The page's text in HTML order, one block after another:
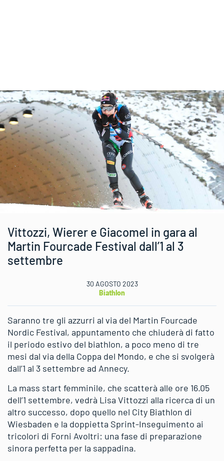
Vittozzi, Wierer e Giacomel in gara al
Martin Fourcade Festival dall’1 al 3
settembre
30 AGOSTO 2023
Biathlon
Saranno tre gli azzurri al via del Martin Fourcade
Nordic Festival, appuntamento che chiuderà di fatto
il periodo estivo del biathlon, a poco meno di tre
mesi dal via della Coppa del Mondo, e che si svolgerà
dall’1 al 3 settembre ad Annecy.
La mass start femminile, che scatterà alle ore 16.05
dell’1 settembre, vedrà Lisa Vittozzi alla ricerca di un
altro successo, dopo quello nel City Biathlon di
Wiesbaden e la doppietta Sprint-Inseguimento ai
tricolori di Forni Avoltri: una fase di preparazione
sinora perfetta per la sappadina.